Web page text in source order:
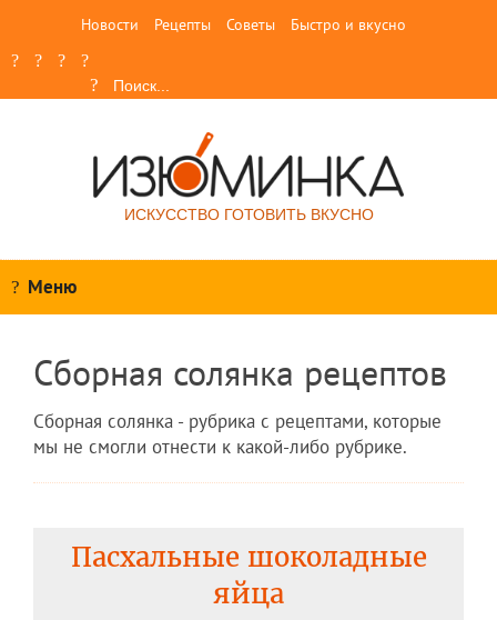
Новости Рецепты Советы Быстро и вкусно
ИСКУССТВО ГОТОВИТЬ ВКУСНО
Меню
Сборная солянка рецептов
Сборная солянка - рубрика с рецептами, которые
мы не смогли отнести к какой-либо рубрике.
Пасхальные шоколадные
яйца